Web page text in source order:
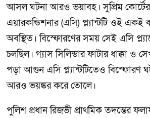
আসল ঘটনা আরও ভয়াবহ। সুপ্রিম কোর্টের
এয়ারকন্ডিশনার (এসি) প্ল্যান্টটি ওই একই
অবস্থিত। বিস্ফোরণের সময় সেই এসি
চলছিল। গ্যাস সিলিন্ডার ফাটার ধাক্কা ও
পড়া আগুন এসি প্ল্যান্টটিতেও বিস্ফোরণ
আরও ভয়ঙ্কর করে তোলে।
পুলিশ প্রধান রিজভী প্রাথমিক তদন্তের